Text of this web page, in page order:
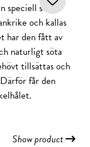
speciell sorts
och kallas
har den fått av
naturligt söta
tillsättas och
får den
Show product